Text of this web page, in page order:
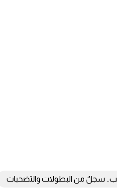
نحب.. سجلٌ من البطولات والتضحيات